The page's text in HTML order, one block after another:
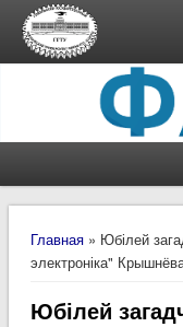
Вы здесь
Главная» Юбілей
электроніка"
Юбілей